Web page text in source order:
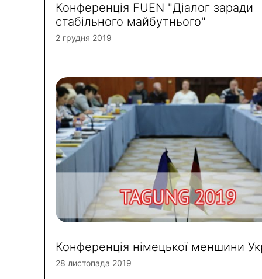
Конференція FUEN "Діалог заради
стабільного майбутнього"
2 грудня 2019
Конференція німецької меншини
28 листопада 2019